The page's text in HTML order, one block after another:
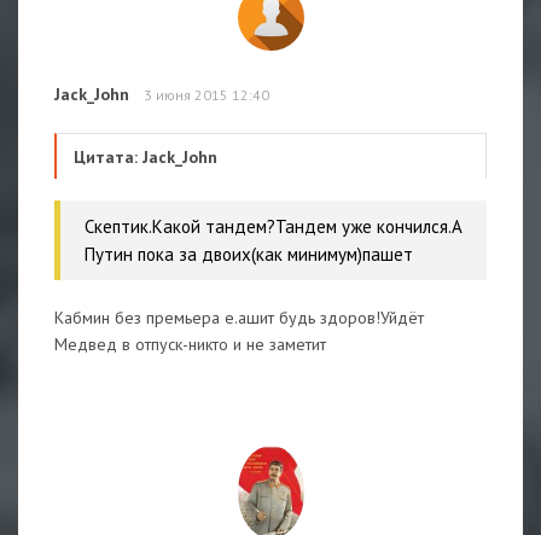
Jack_John 3 июня 2015 12:40
Цитата: Jack_John
Скептик.Какой тандем?Тандем уже кончился.А
Путин пока за двоих(как минимум)пашет
Кабмин без премьера е.ашит будь здоров!Уйдёт
Медвед в отпуск-никто и не заметит